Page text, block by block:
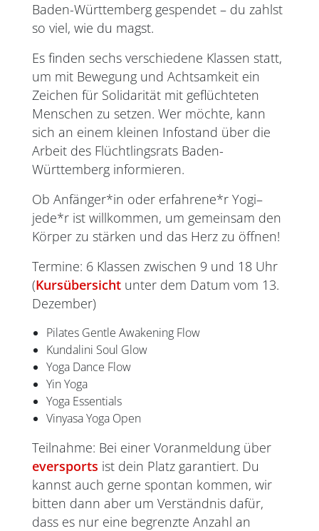
Baden-Württemberg gespendet – du zahlst
so viel, wie du magst.
Es finden sechs verschiedene Klassen statt,
um mit Bewegung und Achtsamkeit ein
Zeichen für Solidarität mit geflüchteten
Menschen zu setzen. Wer möchte, kann
sich an einem kleinen Infostand über die
Arbeit des Flüchtlingsrats Baden-
Württemberg informieren.
Ob Anfänger*in oder erfahrene*r Yogi–
jede*r ist willkommen, um gemeinsam den
Körper zu stärken und das Herz zu öffnen!
Termine: 6 Klassen zwischen 9 und 18 Uhr
(Kursübersicht unter dem Datum vom 13.
Dezember)
Pilates Gentle Awakening Flow
Kundalini Soul Glow
Yoga Dance Flow
Yin Yoga
Yoga Essentials
Vinyasa Yoga Open
Teilnahme: Bei einer Voranmeldung über
eversports ist dein Platz garantiert. Du
kannst auch gerne spontan kommen, wir
bitten dann aber um Verständnis dafür,
dass es nur eine begrenzte Anzahl an